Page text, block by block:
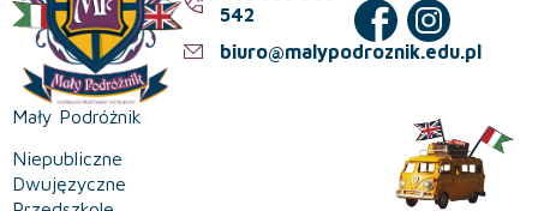
Mały Podróżnik
Niepubliczne
Dwujęzyczne
542
biuro@malypodroznik.edu.pl